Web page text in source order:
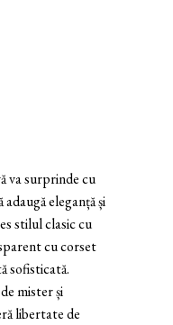
va surprinde cu
eleganță și
stilul clasic cu
cu corset
sofisticată.
mister și
libertate de